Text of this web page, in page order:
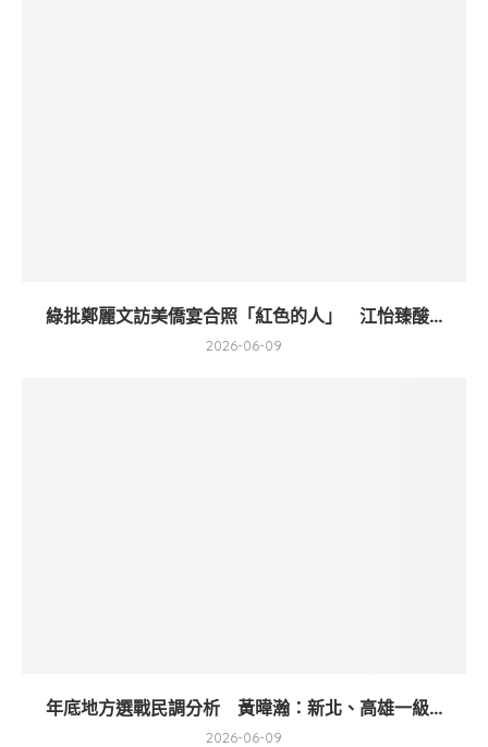
綠批鄭麗文訪美僑宴合照「紅色的人」 江怡臻酸...
2026-06-09
年底地方選戰民調分析 黃暐瀚：新北、高雄一級...
2026-06-09